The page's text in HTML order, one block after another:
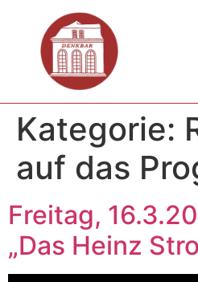
Kategorie:
auf das
Freitag,
„Das Heinz